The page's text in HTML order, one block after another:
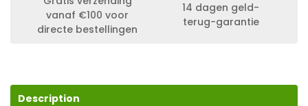
vanaf €100 voor
directe bestellingen
14 dagen geld-
terug-garantie
Description